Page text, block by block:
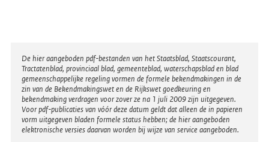
Disclaimer
De hier aangeboden pdf-bestanden van het Staatsblad, Staatscourant,
Tractatenblad, provinciaal blad, gemeenteblad, waterschapsblad en blad
gemeenschappelijke regeling vormen de formele bekendmakingen in de
zin van de Bekendmakingswet en de Rijkswet goedkeuring en
bekendmaking verdragen voor zover ze na 1 juli 2009 zijn uitgegeven.
Voor pdf-publicaties van vóór deze datum geldt dat alleen de in papieren
vorm uitgegeven bladen formele status hebben; de hier aangeboden
elektronische versies daarvan worden bij wijze van service aangeboden.